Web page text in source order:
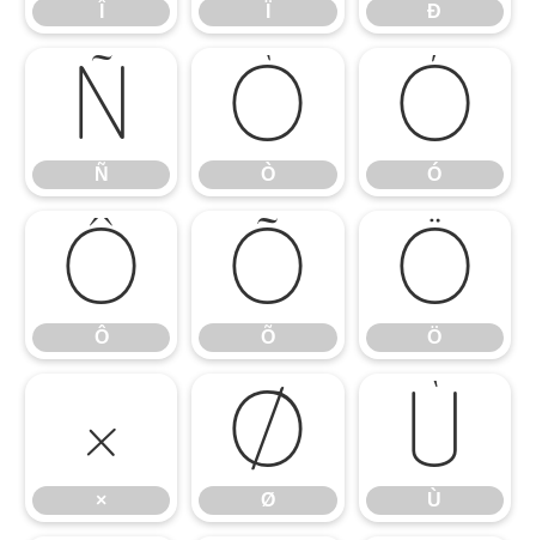
Ð
Ñ
Ñ
Ò
Ò
Ó
Ó
Ô
Ô
Õ
Õ
Ö
Ö
×
×
Ø
Ø
Ù
Ù